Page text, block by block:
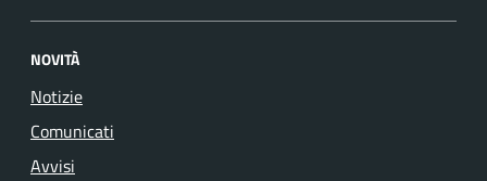
NOVITÀ
Notizie
Comunicati
Avvisi